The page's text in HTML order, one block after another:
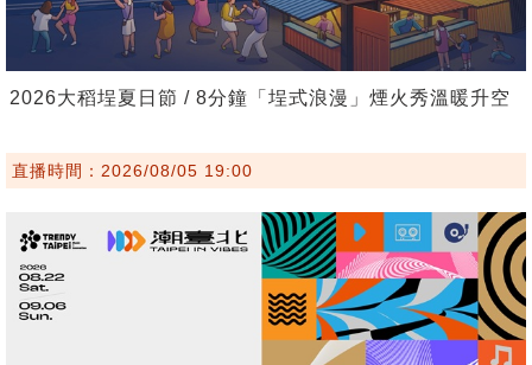
2026大稻埕夏日節 / 8分鐘「埕式浪漫」煙火秀溫暖升空
直播時間：2026/08/05 19:00